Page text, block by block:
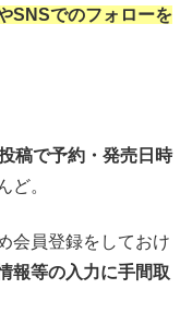
SNSでのフォローを
稿で予約・発売日時
ど。
会員登録をしておけ
報等の入力に手間取